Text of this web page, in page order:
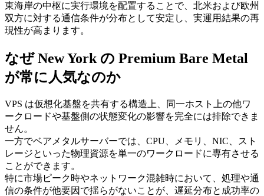
東海岸の中枢に実行環境を配置することで、北米および欧州
双方に対する通信条件が分布として安定し、実運用結果の再
現性が高まります。
なぜ New York の Premium Bare Metal
が常に人気なのか
VPS は仮想化基盤を共有する構造上、同一ホスト上の他ワ
ークロードや基盤側の状態変化の影響を完全には排除できま
せん。
一方でベアメタルサーバーでは、CPU、メモリ、NIC、スト
レージといった物理資源を単一のワークロードに専有させる
ことができます。
特に市場ピーク時やネットワーク混雑時において、処理や通
信の条件が他要因で揺らがないことが、遅延分布と成功率の